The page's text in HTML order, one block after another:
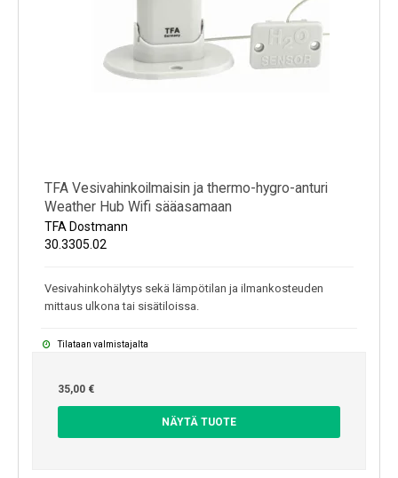
TFA Vesivahinkoilmaisin ja thermo-hygro-anturi
Weather Hub Wifi sääasamaan
TFA Dostmann
30.3305.02
Vesivahinkohälytys sekä lämpötilan ja ilmankosteuden
mittaus ulkona tai sisätiloissa.
Tilataan valmistajalta
35,00 €
NÄYTÄ TUOTE